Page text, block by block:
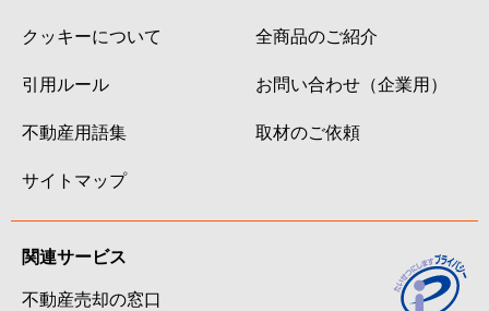
クッキーについて
引用ルール
不動産用語集
サイトマップ
全商品のご紹介
お問い合わせ（企業用）
取材のご依頼
関連サービス
不動産売却の窓口